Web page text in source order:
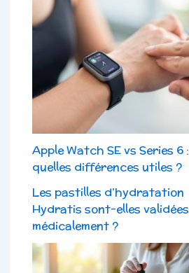
Apple Watch SE vs Series 6 :
quelles différences utiles ?
Les pastilles d’hydratation
Hydratis sont-elles validées
médicalement ?